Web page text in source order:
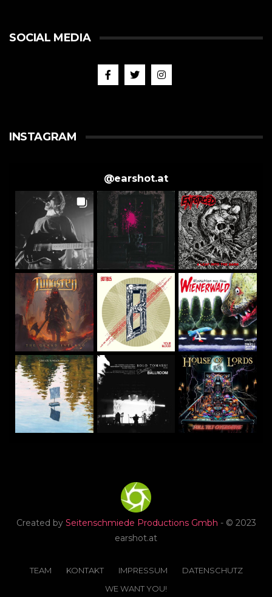
SOCIAL MEDIA
INSTAGRAM
@earshot.at
Created by Seitenschmiede Productions Gmbh - © 2023
earshot.at
TEAM KONTAKT IMPRESSUM
DATENSCHUTZ
WE WANT YOU!